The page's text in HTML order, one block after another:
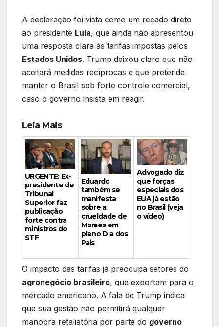
A declaração foi vista como um recado direto
ao presidente Lula, que ainda não apresentou
uma resposta clara às tarifas impostas pelos
Estados Unidos. Trump deixou claro que não
aceitará medidas recíprocas e que pretende
manter o Brasil sob forte controle comercial,
caso o governo insista em reagir.
Leia Mais
URGENTE: Ex-
presidente de
Tribunal
Superior faz
publicação
forte contra
ministros do
STF
Eduardo
também se
manifesta
sobre a
crueldade de
Moraes em
pleno Dia dos
Pais
Advogado diz
que forças
especiais dos
EUA já estão
no Brasil (veja
o vídeo)
O impacto das tarifas já preocupa setores do
agronegócio brasileiro, que exportam para o
mercado americano. A fala de Trump indica
que sua gestão não permitirá qualquer
manobra retaliatória por parte do governo